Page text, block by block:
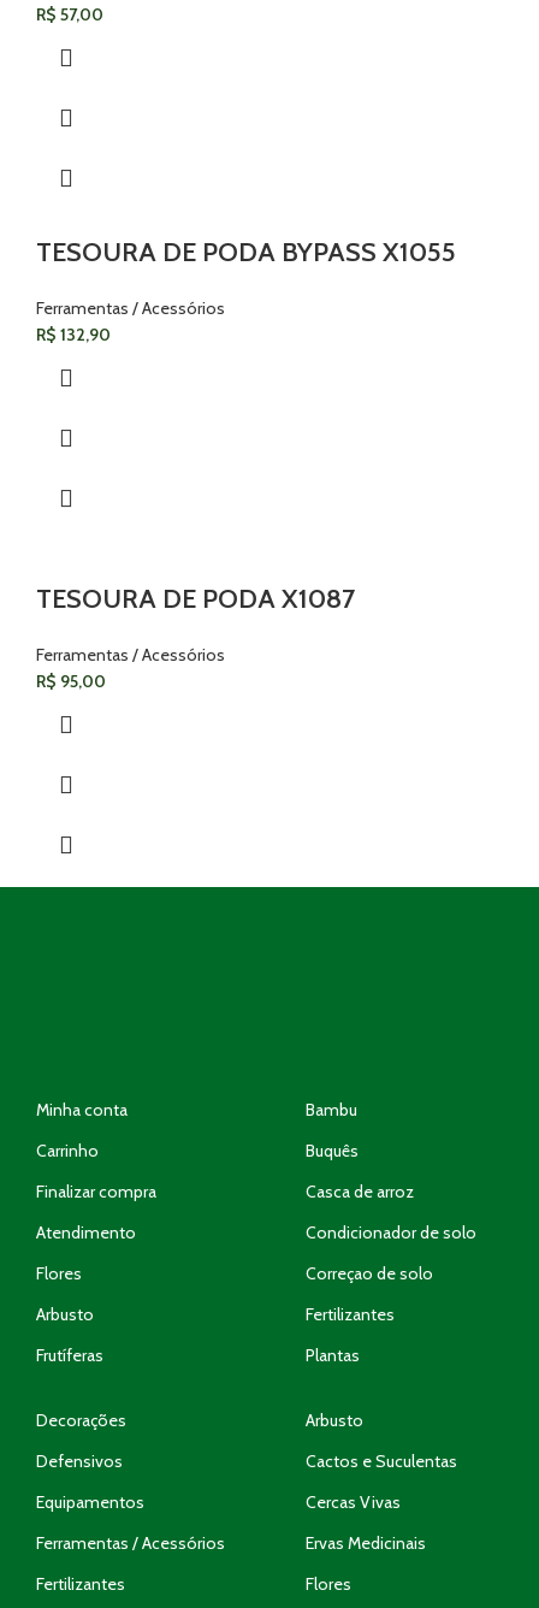
R$ 57,00
TESOURA DE PODA BYPASS X1055
Ferramentas / Acessórios
R$ 132,90
TESOURA DE PODA X1087
Ferramentas / Acessórios
R$ 95,00
Minha conta
Carrinho
Finalizar compra
Atendimento
Flores
Arbusto
Frutíferas
Bambu
Buquês
Casca de arroz
Condicionador de solo
Correçao de solo
Fertilizantes
Plantas
Decorações
Defensivos
Equipamentos
Ferramentas / Acessórios
Fertilizantes
Arbusto
Cactos e Suculentas
Cercas Vivas
Ervas Medicinais
Flores